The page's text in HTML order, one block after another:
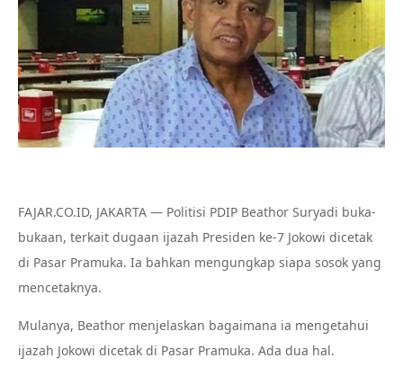
FAJAR.CO.ID, JAKARTA — Politisi PDIP Beathor Suryadi buka-
bukaan, terkait dugaan ijazah Presiden ke-7 Jokowi dicetak
di Pasar Pramuka. Ia bahkan mengungkap siapa sosok yang
mencetaknya.
Mulanya, Beathor menjelaskan bagaimana ia mengetahui
ijazah Jokowi dicetak di Pasar Pramuka. Ada dua hal.